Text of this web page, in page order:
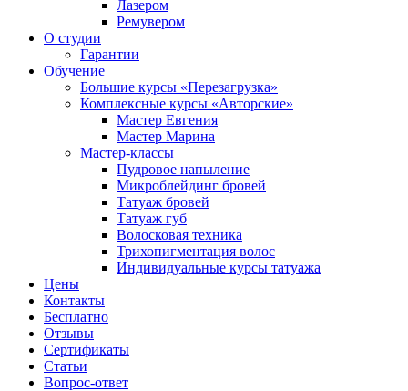
Лазером
Ремувером
О студии
Гарантии
Обучение
Большие курсы «Перезагрузка»
Комплексные курсы «Авторские»
Мастер Евгения
Мастер Марина
Мастер-классы
Пудровое напыление
Микроблейдинг бровей
Татуаж бровей
Татуаж губ
Волосковая техника
Трихопигментация волос
Индивидуальные курсы татуажа
Цены
Контакты
Бесплатно
Отзывы
Сертификаты
Статьи
Вопрос-ответ